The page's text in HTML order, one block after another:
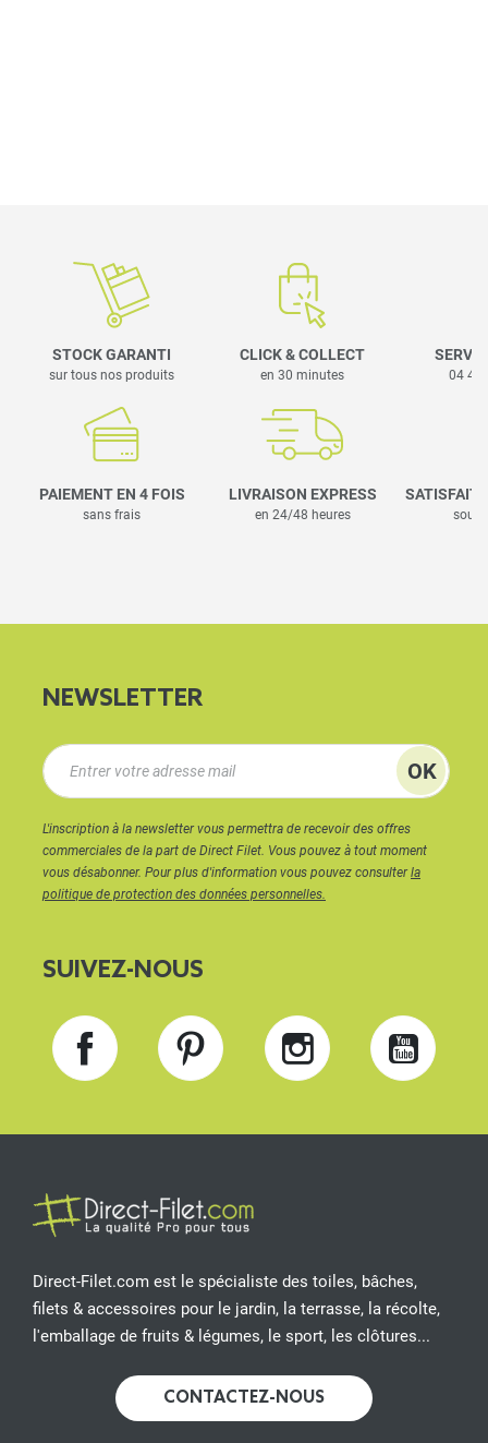
STOCK GARANTI
sur tous nos produits
CLICK & COLLECT
en 30 minutes
PAIEMENT EN 4 FOIS
sans frais
LIVRAISON EXPRESS
en 24/48 heures
04 42
SATISFAIT
sous
NEWSLETTER
L'inscription à la newsletter vous permettra de recevoir des offres
commerciales de la part de Direct Filet. Vous pouvez à tout moment
vous désabonner. Pour plus d'information vous pouvez consulterla
politique de protection des données personnelles.
SUIVEZ-NOUS
Direct-Filet.com est le spécialiste des toiles, bâches,
filets & accessoires pour le jardin, la terrasse, la récolte,
l'emballage de fruits & légumes, le sport, les clôtures...
CONTACTEZ-NOUS